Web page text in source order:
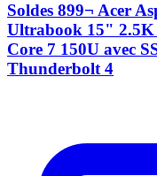
Soldes 899¬ Acer
Ultrabook 15" 2.5K
Core 7 150U avec
Thunderbolt 4